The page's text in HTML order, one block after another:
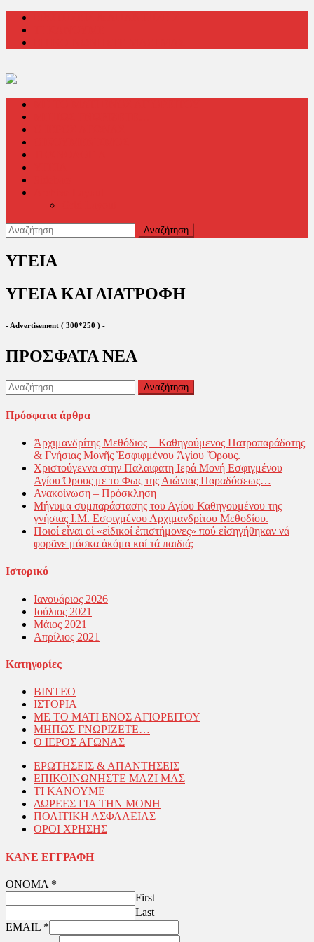
Μεταπηδήστε
περιεχόμενο
Αναζήτηση
για:
ΥΓΕΙΑ
ΥΓΕΙΑ ΚΑΙ ΔΙΑΤΡΟΦΗ
- Advertisement ( 300*250 ) -
ΠΡΟΣΦΑΤΑ ΝΕΑ
Αναζήτηση
για:
Πρόσφατα άρθρα
Ἀρχιμανδρίτης Μεθόδιος – Καθηγούμενος Πατροπαράδοτης
& Γνήσιας Μονῆς Ἐσφιφμένου Ἁγίου Ὅρους.
Χριστούγεννα στην Παλαιφατη Ιερά Μονή Εσφιγμένου
Αγίου Όρους με το Φως της Αιώνιας Παραδόσεως…
Ανακοίνωση – Πρόσκληση
Μήνυμα συμπαράστασης του Αγίου Καθηγουμένου της
γνήσιας Ι.Μ. Εσφιγμένου Αρχιμανδρίτου Μεθοδίου.
Ποιοί εἶναι οἱ «εἰδικοί ἐπιστήμονες» πού εἰσηγήθηκαν νά
φορᾶνε μάσκα ἀκόμα καί τά παιδιά;
Ιστορικό
Ιανουάριος 2026
Ιούλιος 2021
Μάιος 2021
Απρίλιος 2021
Kατηγορίες
ΒΙΝΤΕΟ
ΙΣΤΟΡΙΑ
ΜΕ ΤΟ ΜΑΤΙ ΕΝΟΣ ΑΓΙΟΡΕΙΤΟΥ
ΜΗΠΩΣ ΓΝΩΡΙΖΕΤΕ…
Ο ΙΕΡΟΣ ΑΓΩΝΑΣ
ΕΡΩΤΗΣΕΙΣ & ΑΠΑΝΤΗΣΕΙΣ
ΕΠΙΚΟΙΝΩΝΗΣΤΕ ΜΑΖΙ ΜΑΣ
ΤΙ ΚΑΝΟΥΜΕ
ΔΩΡΕΕΣ ΓΙΑ ΤΗΝ ΜΟΝΗ
ΠΟΛΙΤΙΚΗ ΑΣΦΑΛΕΙΑΣ
ΟΡΟΙ ΧΡΗΣΗΣ
ΚΑΝΕ ΕΓΓΡΑΦΗ
ΟΝΟΜΑ *
First
Last
EMAIL *